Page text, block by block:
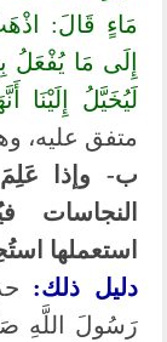
مَاءٍ قَالَ:
إِلَى مَا يُفْعَلُ
لَيُخَيَّلُ إِلَيْنَا
متفق عليه،
ب- وإذا
النجاسات
استعملها
دليل ذلك:
رَسُولَ اللَّهِ